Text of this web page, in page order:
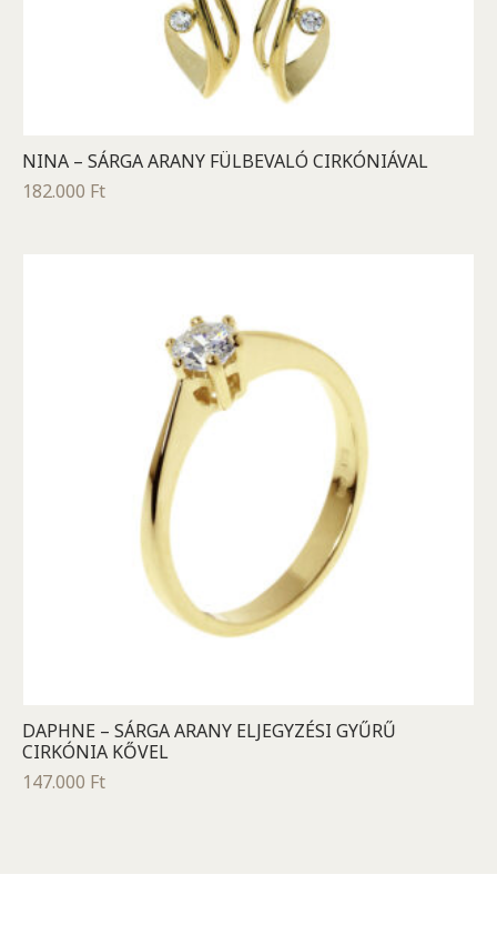
NINA – SÁRGA ARANY FÜLBEVALÓ CIRKÓNIÁVAL
182.000 Ft
DAPHNE – SÁRGA ARANY ELJEGYZÉSI GYŰRŰ
CIRKÓNIA KŐVEL
147.000 Ft